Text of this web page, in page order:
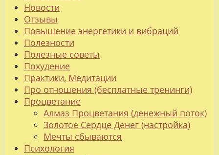
Новости
Отзывы
Повышение энергетики и вибраций
Полезности
Полезные советы
Похудение
Практики, Медитации
Про отношения (бесплатные тренинги)
Процветание
Алмаз Процветания (денежный поток)
Золотое Сердце Денег (настройка)
Мечты сбываются
Психология